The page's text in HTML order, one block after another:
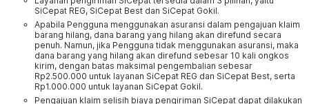
SiCepat REG, SiCepat Best dan SiCepat Gokil.
Apabila Pengguna menggunakan asuransi dalam pengajuan klaim
barang hilang, dana barang yang hilang akan direfund secara
penuh. Namun, jika Pengguna tidak menggunakan asuransi, maka
dana barang yang hilang akan direfund sebesar 10 kali ongkos
kirim, dengan batas maksimal pengembalian sebesar
Rp2.500.000 untuk layanan SiCepat REG dan SiCepat Best, serta
Rp1.000.000 untuk layanan SiCepat Gokil.
Pengajuan klaim selisih biaya pengiriman SiCepat dapat dilakukan